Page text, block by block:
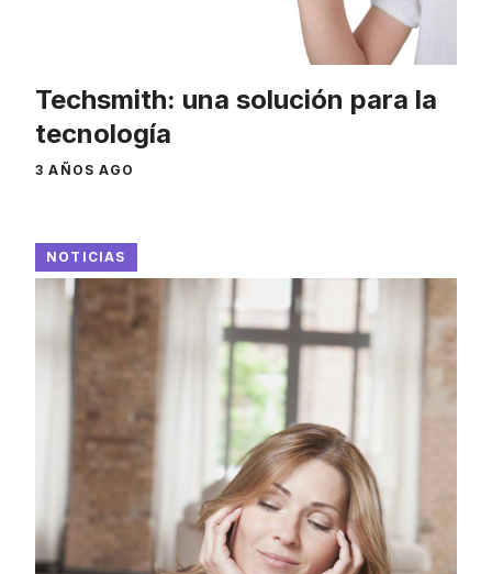
Techsmith: una solución para la
tecnología
3 AÑOS AGO
NOTICIAS